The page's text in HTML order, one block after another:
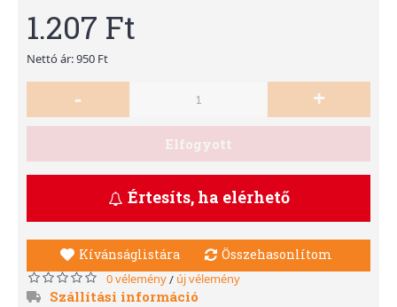
1.207 Ft
Nettó ár: 950 Ft
- +
Elfogyott
Értesíts, ha elérhető
Kívánságlistára Összehasonlítom
0 vélemény/ új vélemény
Szállítási információ